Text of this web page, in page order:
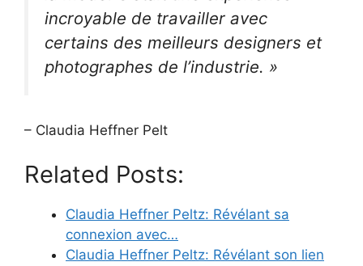
incroyable de travailler avec
certains des meilleurs designers et
photographes de l’industrie. »
– Claudia Heffner Pelt
Related Posts:
Claudia Heffner Peltz: Révélant sa
connexion avec…
Claudia Heffner Peltz: Révélant son lien